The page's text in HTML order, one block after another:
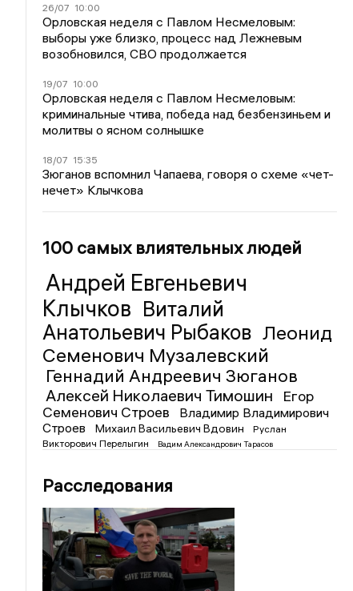
26/07 10:00
Орловская неделя с Павлом Несмеловым:
выборы уже близко, процесс над Лежневым
возобновился, СВО продолжается
19/07 10:00
Орловская неделя с Павлом Несмеловым:
криминальные чтива, победа над безбензиньем и
молитвы о ясном солнышке
18/07 15:35
Зюганов вспомнил Чапаева, говоря о схеме «чет-
нечет» Клычкова
100 самых влиятельных людей
Андрей Евгеньевич
Клычков Виталий
Анатольевич Рыбаков Леонид
Семенович Музалевский
Геннадий Андреевич Зюганов
Алексей Николаевич Тимошин
Егор
Семенович Строев
Владимир Владимирович
Строев
Михаил Васильевич Вдовин
Руслан
Викторович Перелыгин
Вадим Александрович Тарасов
Расследования